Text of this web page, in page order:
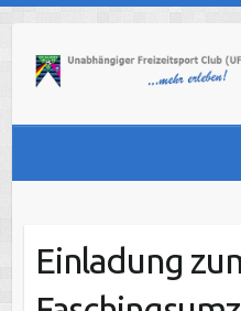
content
Einladung